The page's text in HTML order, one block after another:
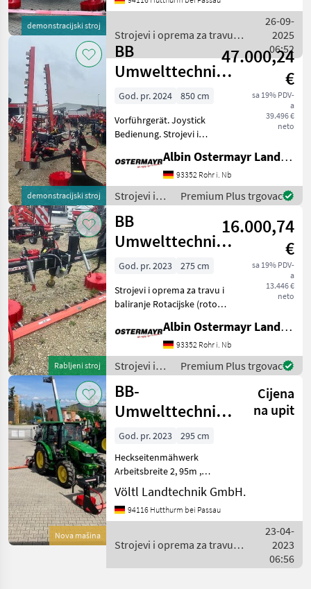
demonstracijski stroj
Strojevi i oprema za travu i
baliranje / BB
Umwelttechnik
26-09-
2025
06:52
demonstracijski stroj
BB
Umwelttechnik
Seco Duplex 850
47.000,24
€
sa 19% PDV-
a
39.496 €
neto
God. pr. 2024
850 cm
Vorführgerät. Joystick
Bedienung. Strojevi i
Rotacijske (roto kosilice)
Albin Ostermayr Landmaschinenhandel e.K.
93352 Rohr i. Nb
Strojevi i
oprema za
travu i
baliranje /
BB
Umwelttechnik
Premium Plus trgovac
Rabljeni stroj
BB
Umwelttechnik
Seco Duplex 2,75
F Eco
16.000,74
€
sa 19% PDV-
a
13.446 €
neto
God. pr. 2023
275 cm
Strojevi i oprema za travu i
baliranje Rotacijske (roto
Albin Ostermayr Landmaschinenhandel e.K.
93352 Rohr i. Nb
Strojevi i
oprema za
travu i
baliranje /
BB
Umwelttechnik
Premium Plus trgovac
Nova mašina
BB-
Umwelttechnik
Seco Duplex 2,95
H Eco
Cijena
na upit
God. pr. 2023
295 cm
Heckseitenmähwerk
Arbeitsbreite 2, 95m ,
einstellbare
Anfahrsicherung ,
Schneidwerksaushebung
eigene Ölversorgung,
Gelenkwelle Waltersch
Völtl Landtechnik GmbH.
94116 Hutthurm bei Passau
Strojevi i oprema za travu i
Umwelttechnik
23-04-
2023
06:56